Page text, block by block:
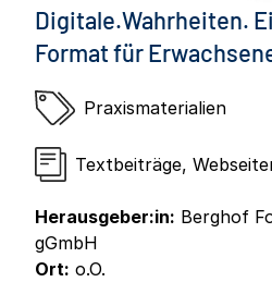
Digitale.Wahrheiten.
Format für
Praxismaterialien
Textbeiträge,
Herausgeber:in: Berghof
gGmbH
Ort: o.O.